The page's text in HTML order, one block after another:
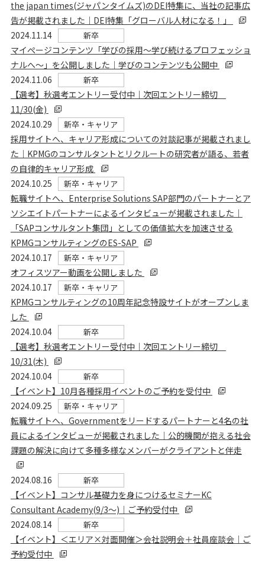
the japan times(ジャパンタイムズ)のDEI特集に、当社の記事広
告が掲載されました｜DEI特集「グローバル人材になる！」
2024.11.14
新卒
マイぺージコンテンツ「学びの採用～学び続けるプロフェッショ
ナルへ～」を公開しました｜学びのコンテンツも公開中
2024.11.06
新卒
【選考】秋選考エントリー受付中｜次回エントリー締切
11/30(金)
2024.10.29
新卒・キャリア
採用サイトへ、キャリア形成についての対談記事が掲載されまし
た｜KPMGのコンサルタントとリクルートの研究者が語る、若者
の自律的キャリア形成
2024.10.25
新卒・キャリア
転職サイトへ、Enterprise Solutions SAP部門のパートナーとア
ソシエイトパートナーによるインタビューが掲載されました｜
「SAPコンサルタント集団」としての価値拡大を加速させる
KPMGコンサルティングのES-SAP
2024.10.17
新卒・キャリア
オフィスツアー動画を公開しました
2024.10.17
新卒・キャリア
KPMGコンサルティングの10周年記念特設サイトがオープンしま
した
2024.10.04
新卒
【選考】秋選考エントリー受付中｜次回エントリー締切
10/31(木)
2024.10.04
新卒
【イベント】10月各種採用イベントのご予約を受付中
2024.09.25
新卒・キャリア
転職サイトへ、Governmentをリードするパートナーと4名の社
員によるインタビューが掲載されました｜公的機関が抱える社会
課題の解決に向けて多種多様なメンバーがクライアントと伴走
2024.08.16 新卒
【イベント】コンサル基礎力を身につけるセミナーKC
Consultant Academy(9/3～)｜ご予約受付中
2024.08.14
新卒
【イベント】＜エリア×対面開催＞会社説明会＋社員座談会｜ご
予約受付中